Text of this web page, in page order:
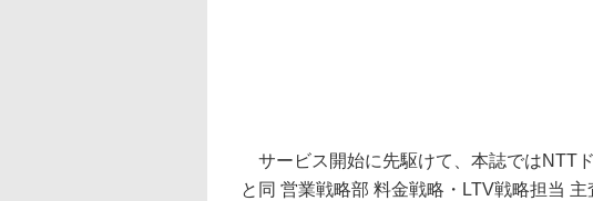
サービス開始に先駆けて、本誌ではNTT
と同 営業戦略部 料金戦略・LTV戦略担当